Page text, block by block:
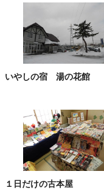
いやしの宿 湯の花館
１日だけの古本屋